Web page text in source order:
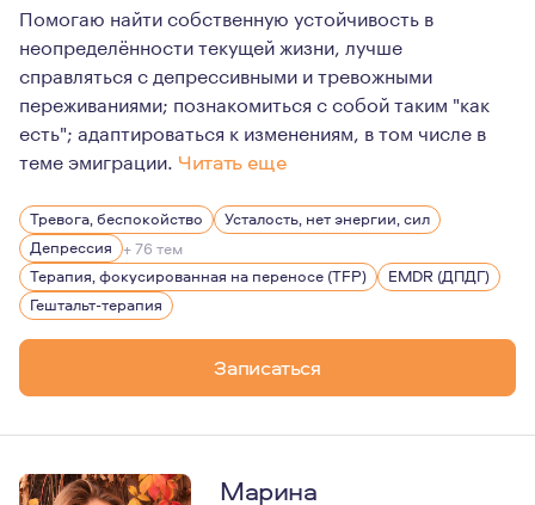
Помогаю найти собственную устойчивость в
неопределённости текущей жизни, лучше
справляться с депрессивными и тревожными
переживаниями; познакомиться с собой таким "как
есть"; адаптироваться к изменениям, в том числе в
теме эмиграции. Читать еще
Я думаю, что психотерапия имеет достаточно
Кабинет психотерапевта это место, где вы можете
Тревога, беспокойство
Усталость, нет энергии, сил
Депрессия + 76 тем
Терапия, фокусированная на переносе (TFP)
EMDR (ДПДГ)
Гештальт-терапия
Записаться
Марина